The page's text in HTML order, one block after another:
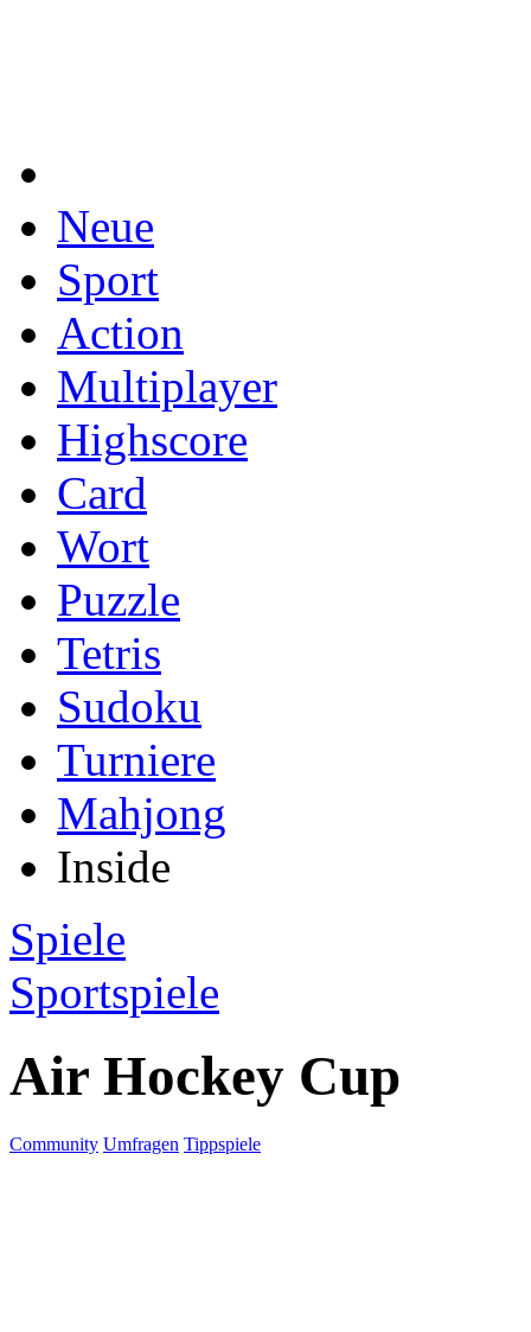
Neue
Sport
Action
Multiplayer
Highscore
Card
Wort
Puzzle
Tetris
Sudoku
Turniere
Mahjong
Inside
Spiele
Sportspiele
Air Hockey Cup
Community Umfragen Tippspiele